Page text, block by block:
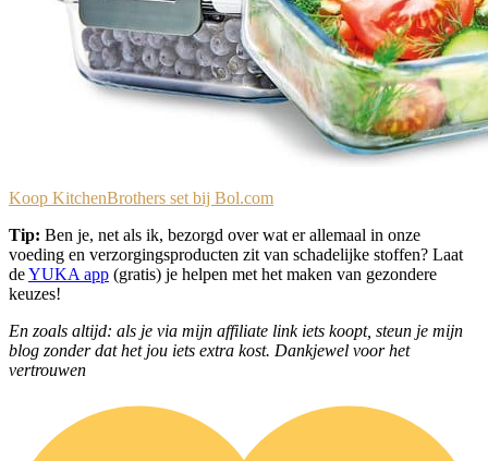
Koop KitchenBrothers set bij Bol.com
Tip: Ben je, net als ik, bezorgd over wat er allemaal in onze
voeding en verzorgingsproducten zit van schadelijke stoffen? Laat
deYUKA app (gratis) je helpen met het maken van gezondere
keuzes!
En zoals altijd: als je via mijn affiliate link iets koopt, steun je mijn
blog zonder dat het jou iets extra kost. Dankjewel voor het
vertrouwen